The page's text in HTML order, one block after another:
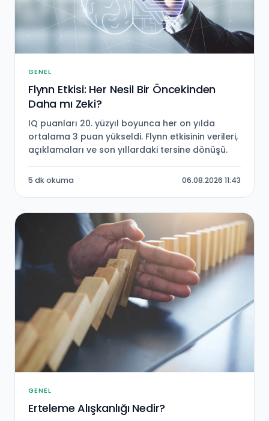
GENEL
Flynn Etkisi: Her Nesil Bir Öncekinden
Daha mı Zeki?
IQ puanları 20. yüzyıl boyunca her on yılda
ortalama 3 puan yükseldi. Flynn etkisinin verileri,
açıklamaları ve son yıllardaki tersine dönüşü.
5 dk okuma 06.08.2026 11:43
GENEL
Erteleme Alışkanlığı Nedir?